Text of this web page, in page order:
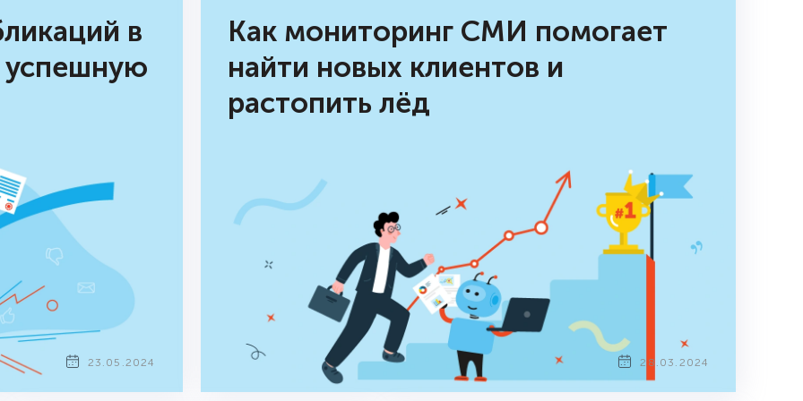
в
23.05.2024
Как мониторинг СМИ помогает
найти новых клиентов и
растопить лёд
28.03.2024